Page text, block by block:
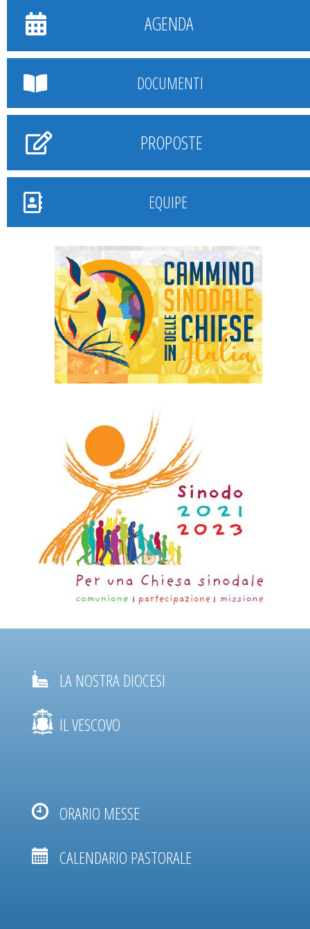
AGENDA
DOCUMENTI
PROPOSTE
EQUIPE
LA NOSTRA DIOCESI
IL VESCOVO
ORARIO MESSE
CALENDARIO PASTORALE